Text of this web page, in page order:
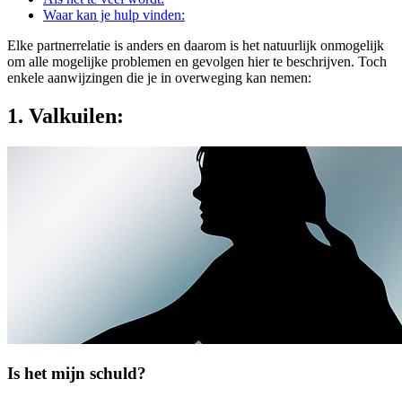
Waar kan je hulp vinden:
Elke partnerrelatie is anders en daarom is het natuurlijk onmogelijk
om alle mogelijke problemen en gevolgen hier te beschrijven. Toch
enkele aanwijzingen die je in overweging kan nemen:
1. Valkuilen:
Is het mijn schuld?